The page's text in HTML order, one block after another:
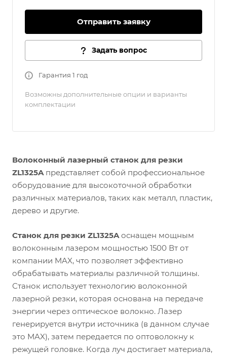
Отправить заявку
Задать вопрос
Гарантия 1 год
Возможны дополнительные опции и варианты
комплектации
Волоконный лазерный станок для резки
ZL1325Aпредставляет собой профессиональное
оборудование для высокоточной обработки
различных материалов, таких как металл, пластик,
дерево и другие.
Станок для резки ZL1325Aоснащен мощным
волоконным лазером мощностью 1500 Вт от
компании MAX, что позволяет эффективно
обрабатывать материалы различной толщины.
Станок использует технологию волоконной
лазерной резки, которая основана на передаче
энергии через оптическое волокно. Лазер
генерируется внутри источника (в данном случае
это MAX), затем передается по оптоволокну к
режущей головке. Когда луч достигает материала,